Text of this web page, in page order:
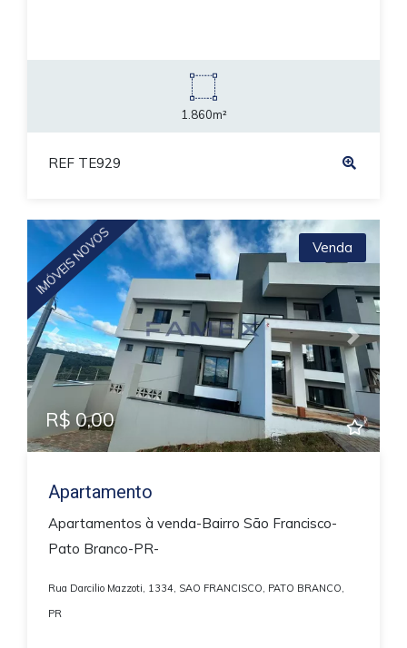
1.860m²
REF TE929
Previous Next
IMÓVEIS NOVOS Venda
R$ 0,00
Apartamento
Apartamentos à venda-Bairro São Francisco-
Pato Branco-PR-
Rua Darcilio Mazzoti, 1334, SAO FRANCISCO, PATO BRANCO,
PR